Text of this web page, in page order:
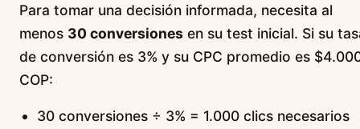
Para tomar una decisión informada, necesita al
menos 30 conversiones en su test inicial. Si su
de conversión es 3% y su CPC promedio es
COP:
30 conversiones ÷ 3% = 1.000 clics necesarios